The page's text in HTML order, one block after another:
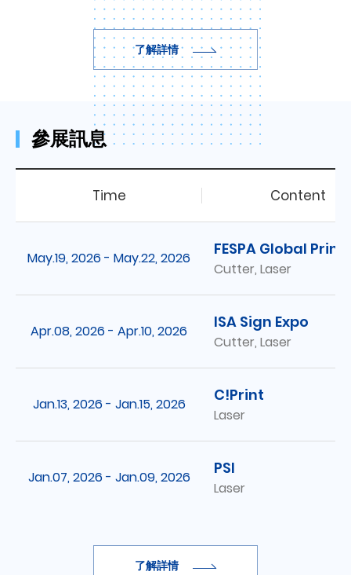
了解詳情
參展訊息
Time Content
May.19, 2026 - May.22, 2026 FESPA Global Print
Cutter, Laser
Apr.08, 2026 - Apr.10, 2026 ISA Sign Expo
Cutter, Laser
Jan.13, 2026 - Jan.15, 2026 C!Print
Laser
Jan.07, 2026 - Jan.09, 2026 PSI
Laser
了解詳情